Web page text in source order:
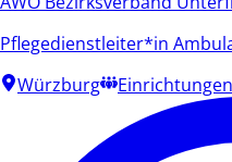
Pflegedienstleiter*in
Würzburg